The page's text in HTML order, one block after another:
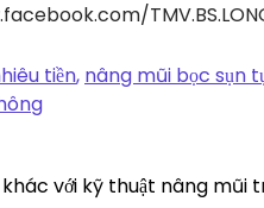
tiền, nâng mũi bọc sụn
với kỹ thuật nâng mũi